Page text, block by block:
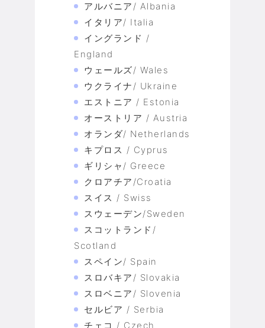
アルバニア/ Albania
イタリア/ Italia
イングランド /
England
ウェールズ/ Wales
ウクライナ/ Ukraine
エストニア / Estonia
オーストリア / Austria
オランダ/ Netherlands
キプロス / Cyprus
ギリシャ/ Greece
クロアチア/Croatia
スイス / Swiss
スウェーデン/Sweden
スコットランド/
Scotland
スペイン/ Spain
スロバキア/ Slovakia
スロベニア/ Slovenia
セルビア / Serbia
チェコ / Czech